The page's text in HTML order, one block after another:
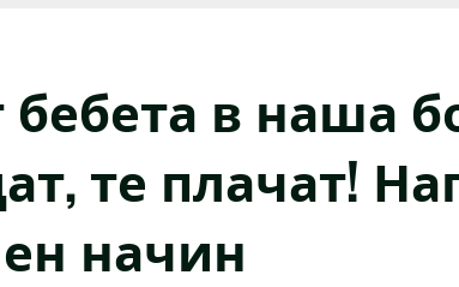
бебета в наша
те плачат!
начин